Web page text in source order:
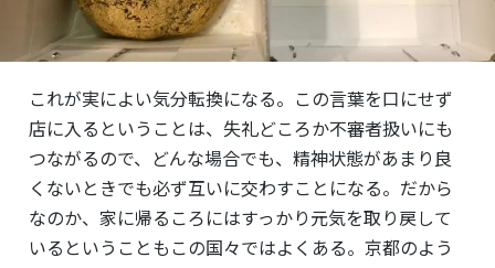
これが実によい気分転換になる。この言葉を口にせず
店に入るということは、失礼どころか不審者扱いにも
つながるので、どんな場合でも、精神状態があまり良
くないときでも必ず互いに交わすことになる。だから
なのか、家に帰るころにはすっかり元気を取り戻して
いるということもこの国々ではよくある。京都のよう